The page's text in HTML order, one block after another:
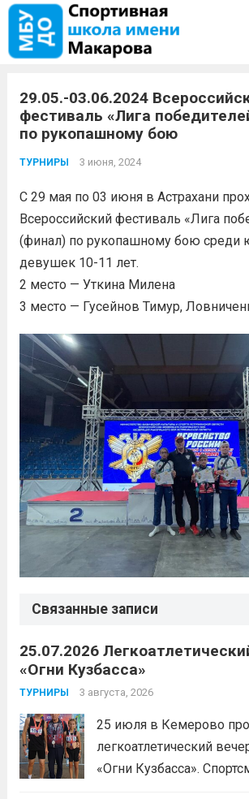
29.05.-03.06.2024
фестиваль «Лига
по рукопашному бою
ТУРНИРЫ 3 июня, 2024
С 29 мая по 03 июня в Астрахани
Всероссийский фестиваль «Лига
(финал) по рукопашному бою среди
девушек 10-11 лет.
2 место — Уткина Милена
3 место — Гусейнов Тимур,
Связанные записи
25.07.2026
«Огни Кузбасса»
ТУРНИРЫ 3 августа, 2026
25 июля в Кемерово
легкоатлетический
«Огни Кузбасса».